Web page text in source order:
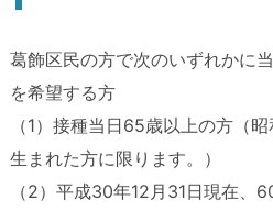
葛飾区民の方で次のいずれかに
を希望する方
（1）接種当日65歳以上の方（
生まれた方に限ります。）
（2）平成30年12月31日現在、